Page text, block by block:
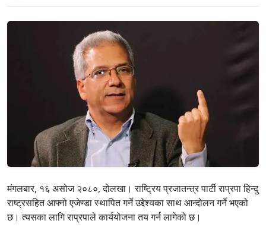
मंगलबार, १६ असोज २०८०, दोलखा। राष्ट्रिय प्रजातन्त्र पार्टी राप्रपा हिन्दु
राष्ट्रसहित आफ्नो एजेण्डा स्थापित गर्ने उद्देश्यका साथ आन्दोलन गर्ने भएको
छ। त्यसका लागि राप्रपाले कार्ययोजना तय गर्न लागेको छ।